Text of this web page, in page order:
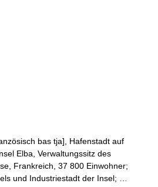
bas tja], Hafenstadt auf
Elba, Verwaltungssitz des
Frankreich, 37 800 Einwohner;
und Industriestadt der Insel; …